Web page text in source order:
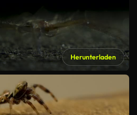
Herunterladen